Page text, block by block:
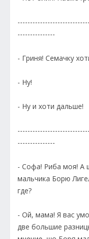
---------------
- Гриня! Семачку
- Ну!
- Ну и хоти дальше!
---------------
- Софа! Риба моя! А
мальчика Борю
где?
- Ой, мама! Я вас
две большие